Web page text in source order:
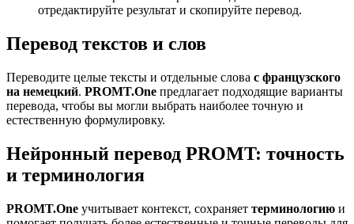
отредактируйте результат и скопируйте перевод.
Перевод текстов и слов
Переводите целые тексты и отдельные слова с французского
на немецкий. PROMT.One предлагает подходящие варианты
перевода, чтобы вы могли выбрать наиболее точную и
естественную формулировку.
Нейронный перевод PROMT: точность
и терминология
PROMT.One учитывает контекст, сохраняет терминологию и